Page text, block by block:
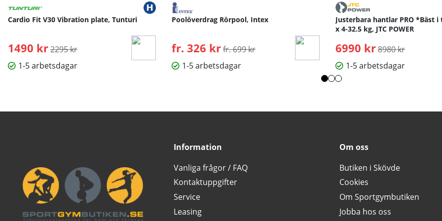
Cardio Fit V30 Vibration plate, Tunturi
1490 kr Ordinarie pris:
2295 kr
1-5 arbetsdagar
Poolöverdrag Rörpool, Intex
fr. 326 krOrdinarie pris:
fr. 699 kr
1-5 arbetsdagar
Justerbara hantlar PRO *Bäst i
x 4-32.5 kg, JTC POWER
6990 kr Ordinarie pris:
8980 kr
1-5 arbetsdagar
Information
Vanliga frågor / FAQ
Kontaktuppgifter
Service
Leasing
Om oss
Butiken i Skövde
Cookies
Om Sportgymbutiken
Jobba hos oss